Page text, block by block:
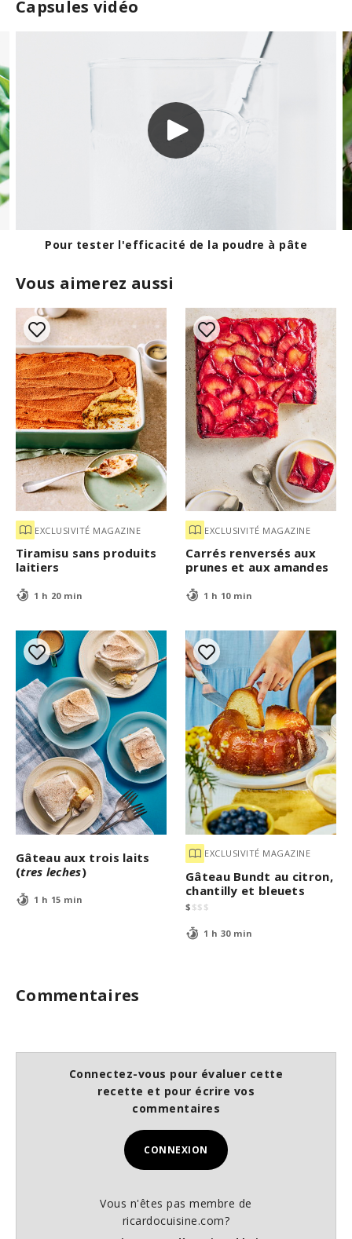
Capsules vidéo
D'où provient la vanille?
Vous aimerez aussi
EXCLUSIVITÉ MAGAZINE
Tiramisu sans produits
laitiers
1 h 20 min
EXCLUSIVITÉ MAGAZINE
Carrés renversés aux
prunes et aux amandes
1 h 10 min
Gâteau aux trois laits
(tres leches)
1 h 15 min
EXCLUSIVITÉ MAGAZINE
Gâteau Bundt au citron,
chantilly et bleuets
$ $$ $
1 h 30 min
Commentaires
Connectez-vous pour évaluer cette
recette et pour écrire vos
commentaires
CONNEXION
Vous n'êtes pas membre de
ricardocuisine.com?